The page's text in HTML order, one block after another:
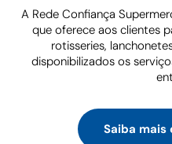
A Rede Confiança
que oferece aos clientes
rotisseries,
disponibilizados os
Saiba